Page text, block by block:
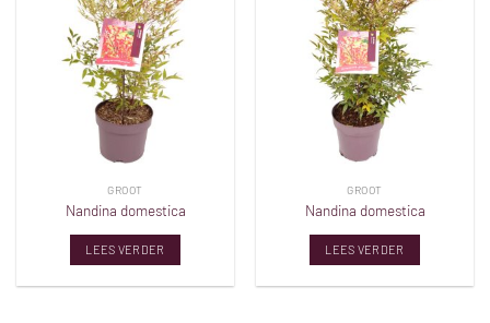
Toevoegen
verlanglijst
GROOT
Nandina domestica
LEES VERDER
Toevoegen
GROOT
Nandina domestica
LEES VERDER